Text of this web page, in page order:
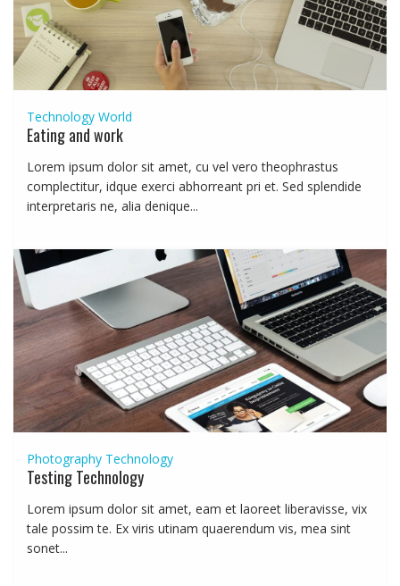
Technology World
Eating and work
Lorem ipsum dolor sit amet, cu vel vero theophrastus
complectitur, idque exerci abhorreant pri et. Sed splendide
interpretaris ne, alia denique...
Photography Technology
Testing Technology
Lorem ipsum dolor sit amet, eam et laoreet liberavisse, vix
tale possim te. Ex viris utinam quaerendum vis, mea sint
sonet...